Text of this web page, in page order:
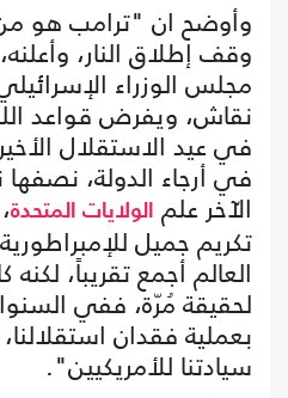
وأوضح ان "ترامب هو من
وقف إطلاق النار،
مجلس الوزراء
نقاش، ويفرض قواعد
في عيد الاستقلال
في أرجاء الدولة،
الآخر علم الولايات المتحدة
تكريم جميل
العالم أجمع تقريباً،
لحقيقة مُرّة، ففي
بعملية فقدان
سيادتنا للأمريكيين".